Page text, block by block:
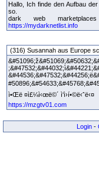
Hallo, Ich finde den Aufbau
so.
dark web
https://mydarknetlist.info
(316) Susannah aus Europe
ì•Œë ¤ì£¼ì‹œë©´ ì‘ì›í•©ë‹ˆë‹¤
https://mzgtv01.com
Login -